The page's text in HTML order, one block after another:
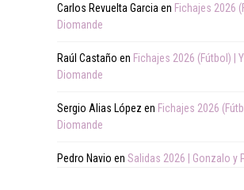
Carlos Revuelta Garcia en Fichajes 2026
Diomande
Raúl Castaño en Fichajes 2026 (Fútbol) |
Diomande
Sergio Alias López en Fichajes 2026
Diomande
Pedro Navio en Salidas 2026 | Gonzalo y